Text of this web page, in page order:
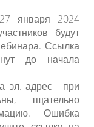
января 2024
будут
Ссылка
до начала
эл. адрес - при
тщательно
Ошибка